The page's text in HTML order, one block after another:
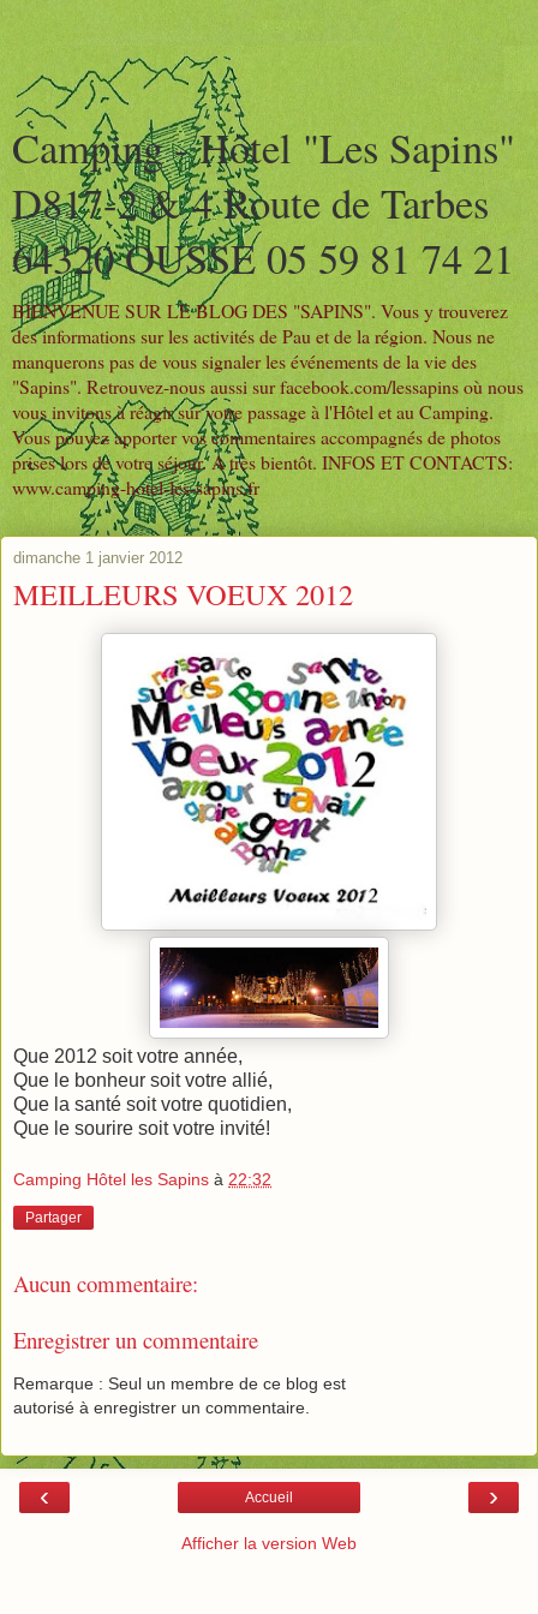
Camping - Hôtel "Les Sapins"
D817-2 & 4 Route de Tarbes
64320 OUSSE 05 59 81 74 21
BIENVENUE SUR LE BLOG DES "SAPINS". Vous y trouverez
des informations sur les activités de Pau et de la région. Nous ne
manquerons pas de vous signaler les événements de la vie des
"Sapins". Retrouvez-nous aussi sur facebook.com/lessapins où nous
vous invitons à réagir sur votre passage à l'Hôtel et au Camping.
Vous pouvez apporter vos commentaires accompagnés de photos
prises lors de votre séjour. A très bientôt. INFOS ET CONTACTS:
www.camping-hotel-les-sapins.fr
dimanche 1 janvier 2012
MEILLEURS VOEUX 2012
Que 2012 soit votre année,
Que le bonheur soit votre allié,
Que la santé soit votre quotidien,
Que le sourire soit votre invité!
Camping Hôtel les Sapins à 22:32
Partager
Aucun commentaire:
Enregistrer un commentaire
Remarque : Seul un membre de ce blog est
autorisé à enregistrer un commentaire.
‹ ›
Accueil
Afficher la version Web